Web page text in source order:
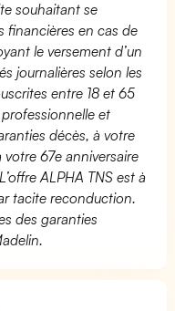
souhaitant se
financières en cas de
le versement d’un
journalières selon les
entre 18 et 65
et
décès, à votre
67e anniversaire
ALPHA TNS est à
tacite reconduction.
des garanties